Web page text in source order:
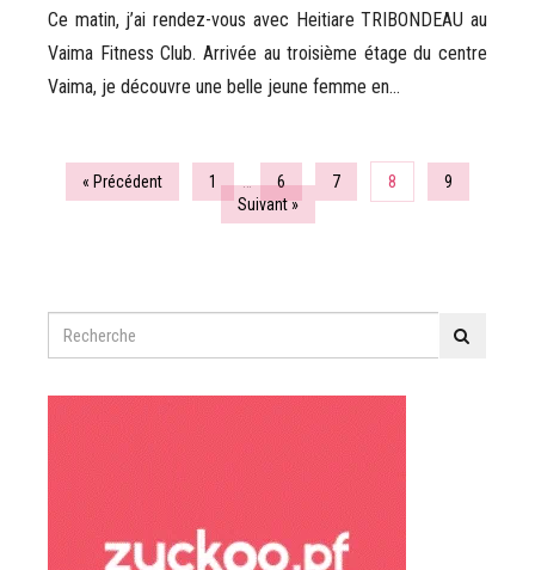
Ce matin, j’ai rendez-vous avec Heitiare TRIBONDEAU au
Vaima Fitness Club. Arrivée au troisième étage du centre
Vaima, je découvre une belle jeune femme en...
« Précédent 1 … 6 7 8
9
Suivant »